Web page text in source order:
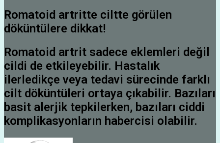
Romatoid artritte ciltte görülen
döküntülere dikkat!
Romatoid artrit sadece eklemleri değil
cildi de etkileyebilir. Hastalık
ilerledikçe veya tedavi sürecinde farklı
cilt döküntüleri ortaya çıkabilir. Bazıları
basit alerjik tepkilerken, bazıları ciddi
komplikasyonların habercisi olabilir.